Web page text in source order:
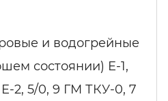
и водогрейные
состоянии) Е-1,
2, 5/0, 9 ГМ ТКУ-0, 7